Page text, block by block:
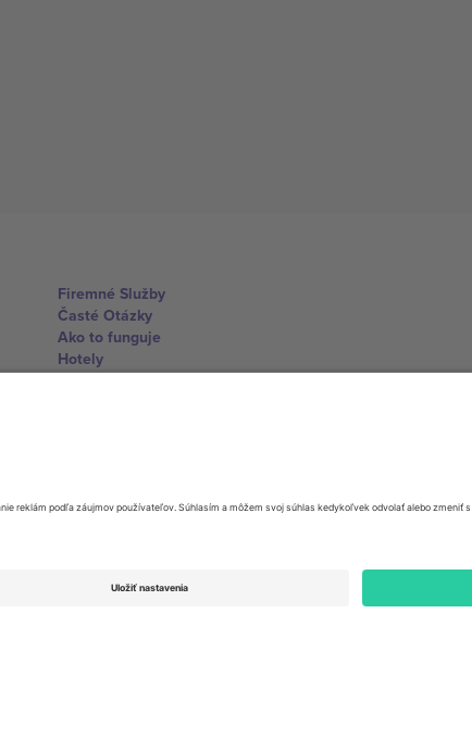
Firemné Služby
Časté Otázky
Ako to funguje
Hotely
Centrum Majstrovstiev sveta